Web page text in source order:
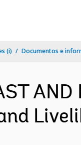
(i) Documentos e